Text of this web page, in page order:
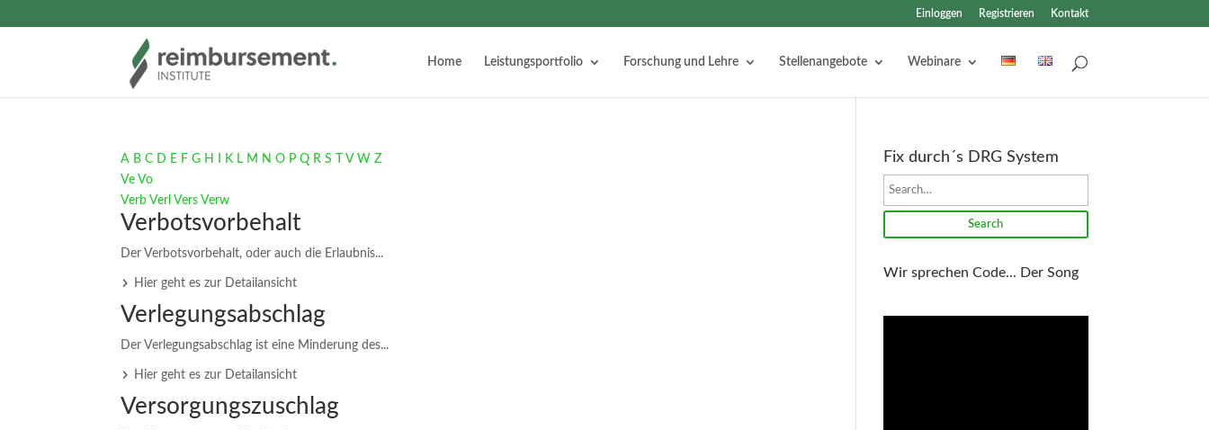
Einloggen Registrieren Kontakt
Home Leistungsportfolio Forschung und Lehre Stellenangebote Webinare
A B C D E F G H K L M N O P Q R S V W Z
Ve Vo
Verb Verl Vers Verw
Verbotsvorbehalt
Der Verbotsvorbehalt, oder auch die Erlaubnis...
Hier geht es zur Detailansicht
Verlegungsabschlag
Der Verlegungsabschlag ist eine Minderung des...
Hier geht es zur Detailansicht
Versorgungszuschlag
Fix durch´s DRG System
Search
Wir sprechen Code... Der Song